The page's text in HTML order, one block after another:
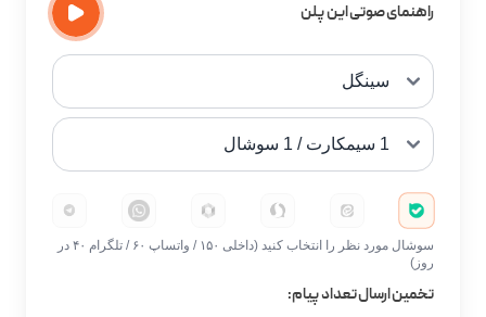
راهنمای صوتی این پلن
سوشال مورد نظر را انتخاب کنید (داخلی ۱۵۰ / واتساپ ۶۰ / تلگرام ۴۰ در
روز)
تخمین ارسال تعداد پیام: